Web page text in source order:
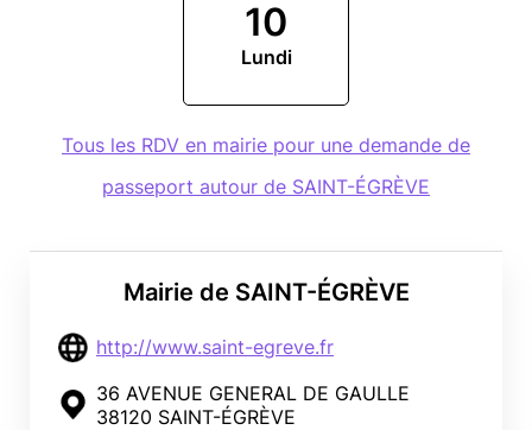
Mairie de SAINT-ÉGRÈVE
http://www.saint-egreve.fr
36 AVENUE GENERAL DE GAULLE
38120 SAINT-ÉGRÈVE
10
Lundi
Tous les RDV en mairie pour une demande de
passeport autour de SAINT-ÉGRÈVE